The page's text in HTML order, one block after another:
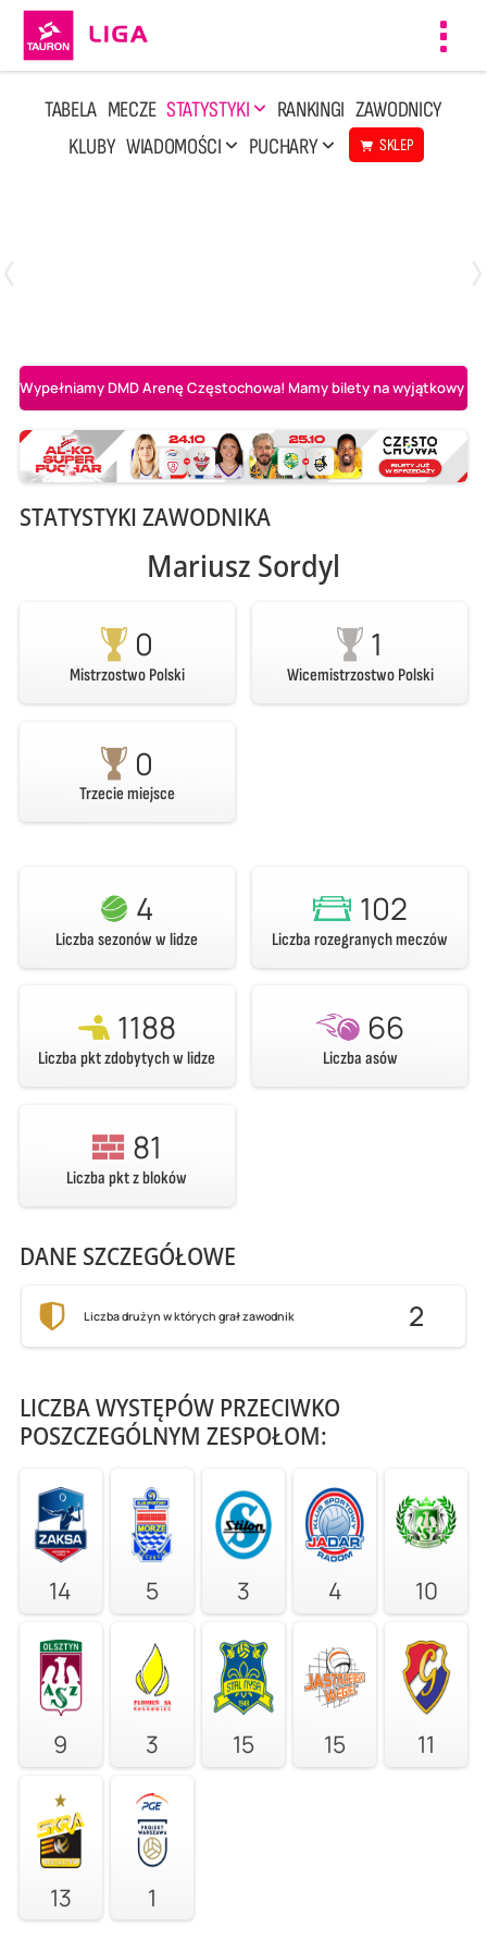
TABELA MECZE STATYSTYKI RANKINGI ZAWODNICY
KLUBY WIADOMOŚCI PUCHARY SKLEP
Wypełniamy DMD Arenę Częstochowa! Mamy bilety na wyjątkowy
STATYSTYKI ZAWODNIKA
Mariusz Sordyl
0
Mistrzostwo Polski
1
Wicemistrzostwo Polski
0
Trzecie miejsce
4
Liczba sezonów w lidze
102
Liczba rozegranych meczów
1188
Liczba pkt zdobytych w lidze
66
Liczba asów
81
Liczba pkt z bloków
DANE SZCZEGÓŁOWE
Liczba drużyn w których grał zawodnik 2
LICZBA WYSTĘPÓW PRZECIWKO
POSZCZEGÓLNYM ZESPOŁOM:
14 5 3 4 10
9 3 15 15 11
13 1